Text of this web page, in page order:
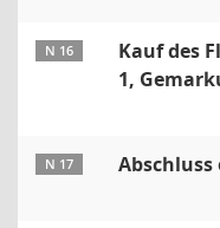
N 16
Kauf des
1,
N 17 Abschluss